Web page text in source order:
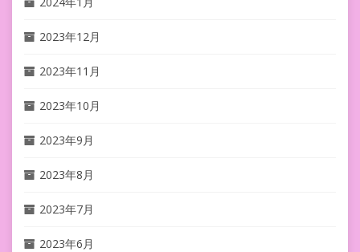
2023年12月
2023年11月
2023年10月
2023年9月
2023年8月
2023年7月
2023年6月